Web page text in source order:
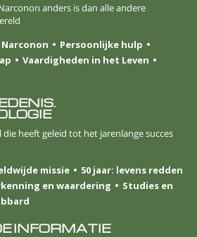
anders is dan alle andere
Persoonlijke hulp
Vaardigheden in het Leven
heeft geleid tot het jarenlange succes
missie
50 jaar: levens redden
en waardering
Studies en
INFORMATIE